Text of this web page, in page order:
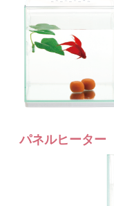
パネルヒーター